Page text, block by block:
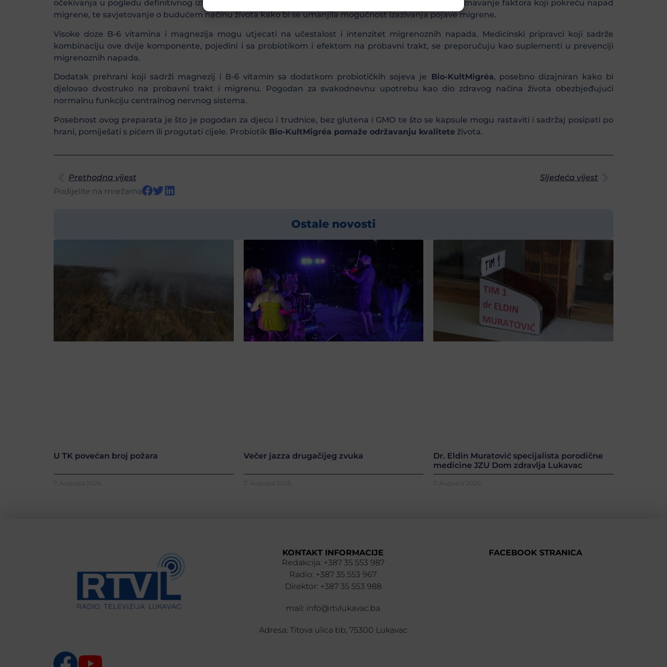
očekivanja u pogledu definitivnog izlječenja, jer je migrena uglavnom doživotna bolest. Slijedi prepoznavanje faktora koji pokreću napad
migrene, te savjetovanje o budućem načinu života kako bi se umanjila mogućnost izazivanja pojave migrene.
Visoke doze B-6 vitamina i magnezija mogu utjecati na učestalost i intenzitet migrenoznih napada. Medicinski pripravci koji sadrže
kombinaciju ove dvije komponente, pojedini i sa probiotikom i efektom na probavni trakt, se preporučuju kao suplementi u prevenciji
migrenoznih napada.
Dodatak prehrani koji sadrži magnezij i B-6 vitamin sa dodatkom probiotičkih sojeva je Bio-KultMigréa, posebno dizajniran kako bi
djelovao dvostruko na probavni trakt i migrenu. Pogodan za svakodnevnu upotrebu kao dio zdravog načina života obezbjeđujući
normalnu funkciju centralnog nervnog sistema.
Posebnost ovog preparata je što je pogodan za djecu i trudnice, bez glutena i GMO te što se kapsule mogu rastaviti i sadržaj posipati po
hrani, pomiješati s pićem ili progutati cijele. Probiotik Bio-KultMigréa pomaže održavanju kvaliteteživota.
Prethodna vijest
Sljedeća vijest
Podijelite na mrežama
Ostale novosti
U TK povećan broj požara
7. Augusta 2026.
Večer jazza drugačijeg zvuka
7. Augusta 2026.
Dr. Eldin Muratović specijalista porodične
medicine JZU Dom zdravlja Lukavac
7. Augusta 2026.
KONTAKT INFORMACIJE
Redakcija: +387 35 553 987
Radio: +387 35 553 967
Direktor: +387 35 553 988
mail: info@rtvlukavac.ba
Adresa: Titova ulica bb, 75300 Lukavac
FACEBOOK STRANICA